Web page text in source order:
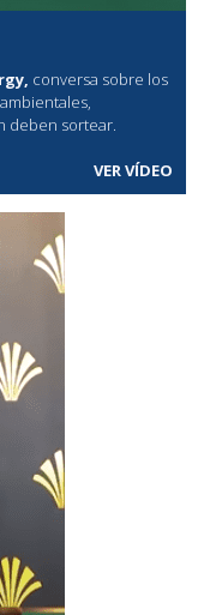
conversa sobre los
deben sortear.
VER VÍDEO